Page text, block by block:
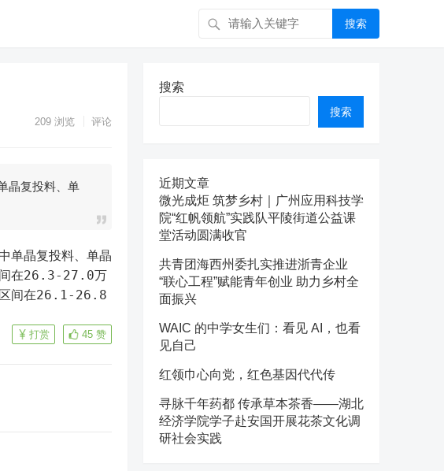
搜索
209 浏览 评论
晶复投料、单
间在26.3-27.0万
区间在26.1-26.8
45 赞
打赏
搜索
搜索
近期文章
微光成炬 筑梦乡村｜广州应用科技学
院“红帆领航”实践队平陵街道公益课
堂活动圆满收官
共青团海西州委扎实推进浙青企业
“联心工程”赋能青年创业 助力乡村全
面振兴
WAIC 的中学女生们：看见 AI，也看
见自己
红领巾心向党，红色基因代代传
寻脉千年药都 传承草本茶香——湖北
经济学院学子赴安国开展花茶文化调
研社会实践